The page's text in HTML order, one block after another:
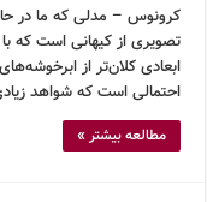
کرونوس – مدلی که ما در
تصویری از کیهانی است که
ابعادی کلان‌تر از
احتمالی است که شواهد
مطالعه بیشتر »